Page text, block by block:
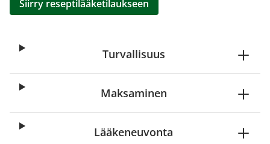
Siirry reseptilääketilaukseen
Turvallisuus
Maksaminen
Lääkeneuvonta